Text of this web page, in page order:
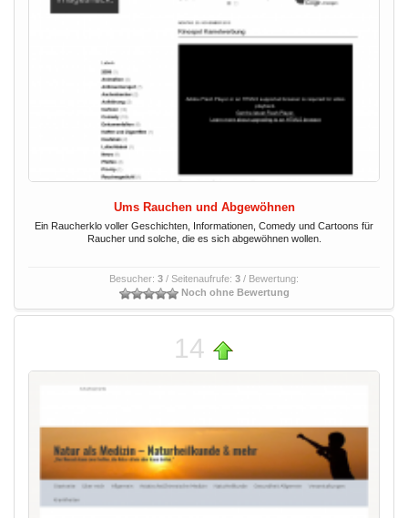
Ums Rauchen und Abgewöhnen
Ein Raucherklo voller Geschichten, Informationen, Comedy und Cartoons für
Raucher und solche, die es sich abgewöhnen wollen.
Besucher: 3 / Seitenaufrufe: 3 / Bewertung:
Noch ohne Bewertung
14